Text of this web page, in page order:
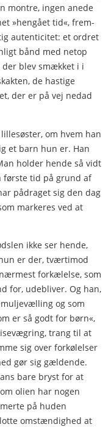
montre, ingen anede
»hengået tid«, frem­
autenticitet: et ordret
bånd med netop
blev smækket i i
de hastige
der er på vej nedad
om hvem han
et barn hun er. Han
holder hende så vidt
første tid på grund af
pådraget sig den dag
marke­res ved at
ikke ser hende,
er der, tværtimod
forkælelse, som
for, udebliver. Og han,
og som
er så godt for børn«,
trang til at
sig over forkølelser
gør sig gældende.
bare bryst for at
olien har nogen
på huden
omstændighed at